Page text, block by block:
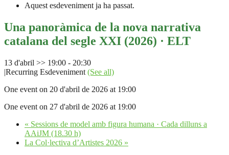
Aquest esdeveniment ja ha passat.
Una panoràmica de la nova narrativa
catalana del segle XXI (2026) · ELT
13 d'abril >> 19:00 - 20:30
|Recurring Esdeveniment (See all)
One event on 20 d'abril de 2026 at 19:00
One event on 27 d'abril de 2026 at 19:00
« Sessions de model amb figura humana · Cada dilluns a
AAiJM (18.30 h)
La Col·lectiva d’Artistes 2026 »